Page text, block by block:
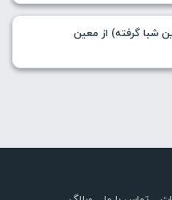
شبا گرفته) از معین